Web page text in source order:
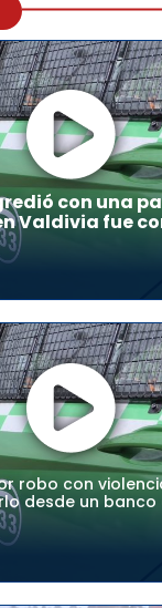
con una
Valdivia fue
robo con
desde un banco